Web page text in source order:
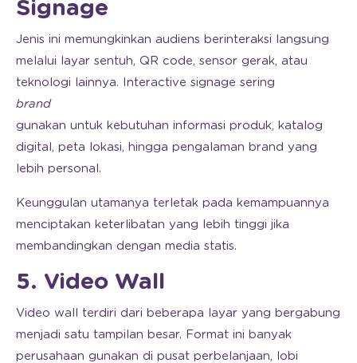
Signage
Jenis ini memungkinkan audiens berinteraksi langsung
melalui layar sentuh, QR code, sensor gerak, atau
teknologi lainnya. Interactive signage sering
brand
gunakan untuk kebutuhan informasi produk, katalog
digital, peta lokasi, hingga pengalaman brand yang
lebih personal.
Keunggulan utamanya terletak pada kemampuannya
menciptakan keterlibatan yang lebih tinggi jika
membandingkan dengan media statis.
5. Video Wall
Video wall terdiri dari beberapa layar yang bergabung
menjadi satu tampilan besar. Format ini banyak
perusahaan gunakan di pusat perbelanjaan, lobi